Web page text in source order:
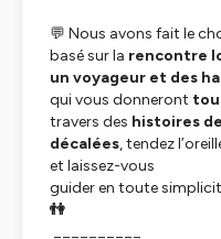
💬 Nous avons fait le
basé sur la rencontre
un voyageur et des
qui vous donneront
travers des histoires
décalées, tendez
et laissez-vous
guider en toute
👫